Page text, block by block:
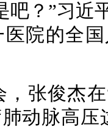
吧？”习近
院的全
，张俊杰
动脉高